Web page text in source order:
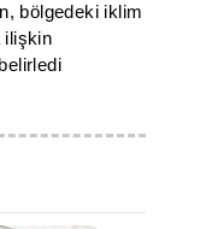
bölgedeki iklim
ilişkin